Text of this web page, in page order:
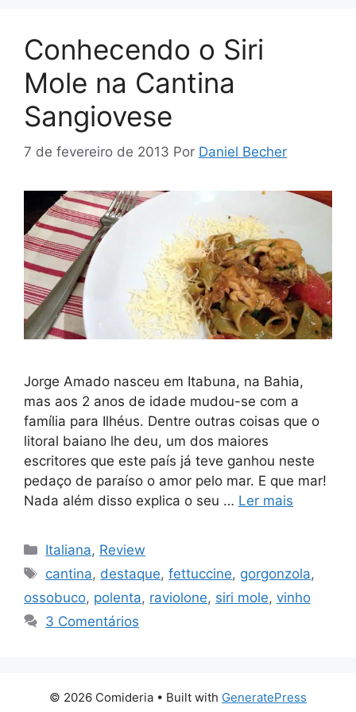
Conhecendo o Siri
Mole na Cantina
Sangiovese
7 de fevereiro de 2013 Por Daniel Becher
Jorge Amado nasceu em Itabuna, na Bahia,
mas aos 2 anos de idade mudou-se com a
família para Ilhéus. Dentre outras coisas que o
litoral baiano lhe deu, um dos maiores
escritores que este país já teve ganhou neste
pedaço de paraíso o amor pelo mar. E que mar!
Nada além disso explica o seu … Ler mais
Categorias
Italiana, Review
Tags
cantina, destaque,fettuccine, gorgonzola,
ossobuco, polenta, raviolone, siri mole, vinho
3 Comentários
© 2026 Comideria • Built with GeneratePress